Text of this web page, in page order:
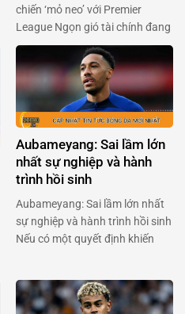
chiến ‘mỏ neo’ với Premier
League Ngọn gió tài chính đang
thổi mạnh qua Premier League,
khi Hiệp hội cầu thủ chuyên
nghiệp Anh (PFA) sẵn sàng ‘xắn
tay áo’ đối đầu với ban tổ chức
giải đấu. Trong bối cảnh Premier
League chuẩn bị thông qua một
…
Aubameyang: Sai lầm lớn
nhất sự nghiệp và hành
trình hồi sinh
Aubameyang: Sai lầm lớn nhất
sự nghiệp và hành trình hồi sinh
Nếu có một quyết định khiến
chính là lần chuyển đến Chelsea
vào năm 2022. Chân sút người